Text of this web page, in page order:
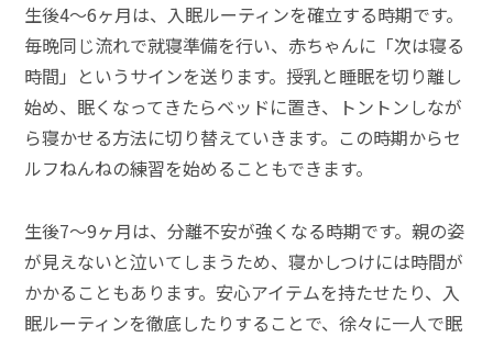
生後4～6ヶ月は、入眠ルーティンを確立する時期です。
毎晩同じ流れで就寝準備を行い、赤ちゃんに「次は寝る
時間」というサインを送ります。授乳と睡眠を切り離し
始め、眠くなってきたらベッドに置き、トントンしなが
ら寝かせる方法に切り替えていきます。この時期からセ
ルフねんねの練習を始めることもできます。
生後7～9ヶ月は、分離不安が強くなる時期です。親の姿
が見えないと泣いてしまうため、寝かしつけには時間が
かかることもあります。安心アイテムを持たせたり、入
眠ルーティンを徹底したりすることで、徐々に一人で眠